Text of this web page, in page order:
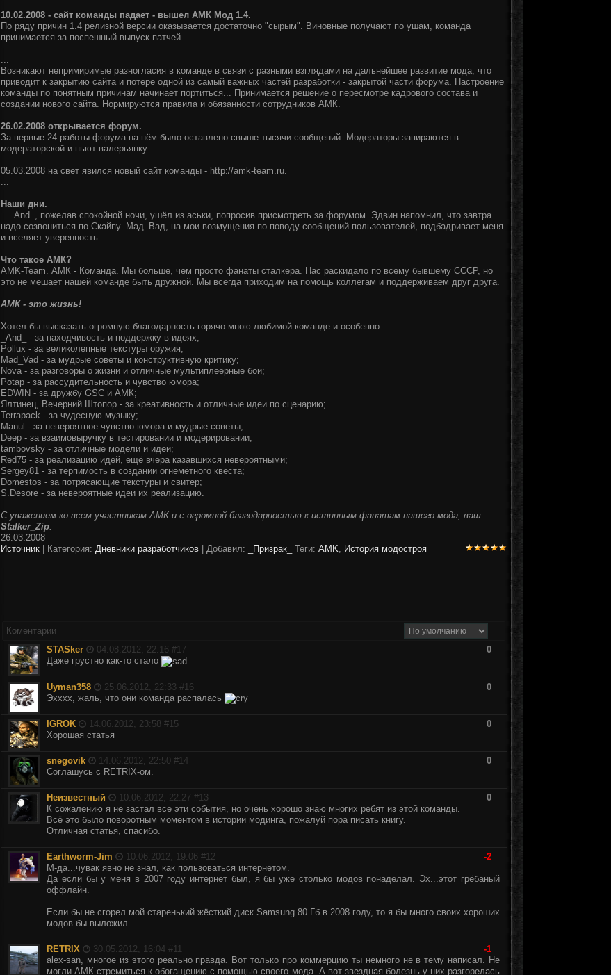
10.02.2008 - сайт команды падает - вышел АМК Мод 1.4.
По ряду причин 1.4 релизной версии оказывается достаточно "сырым". Виновные получают по ушам, команда
принимается за поспешный выпуск патчей.
...
Возникают непримиримые разногласия в команде в связи с разными взглядами на дальнейшее развитие мода, что
приводит к закрытию сайта и потере одной из самый важных частей разработки - закрытой части форума. Настроение
команды по понятным причинам начинает портиться... Принимается решение о пересмотре кадрового состава и
создании нового сайта. Нормируются правила и обязанности сотрудников АМК.
26.02.2008 открывается форум.
За первые 24 работы форума на нём было оставлено свыше тысячи сообщений. Модераторы запираются в
модераторской и пьют валерьянку.
05.03.2008 на свет явился новый сайт команды - http://amk-team.ru.
...
Наши дни.
..._And_, пожелав спокойной ночи, ушёл из аськи, попросив присмотреть за форумом. Эдвин напомнил, что завтра
надо созвониться по Скайпу. Мад_Вад, на мои возмущения по поводу сообщений пользователей, подбадривает меня
и вселяет уверенность.
Что такое АМК?
AMK-Team. АМК - Команда. Мы больше, чем просто фанаты сталкера. Нас раскидало по всему бывшему СССР, но
это не мешает нашей команде быть дружной. Мы всегда приходим на помощь коллегам и поддерживаем друг друга.
АМК - это жизнь!
Хотел бы высказать огромную благодарность горячо мною любимой команде и особенно:
_And_ - за находчивость и поддержку в идеях;
Pollux - за великолепные текстуры оружия;
Mad_Vad - за мудрые советы и конструктивную критику;
Nova - за разговоры о жизни и отличные мультиплеерные бои;
Potap - за рассудительность и чувство юмора;
EDWIN - за дружбу GSC и АМК;
Ялтинец, Вечерний Штопор - за креативность и отличные идеи по сценарию;
Terrapack - за чудесную музыку;
Manul - за невероятное чувство юмора и мудрые советы;
Deep - за взаимовыручку в тестировании и модерировании;
tambovsky - за отличные модели и идеи;
Red75 - за реализацию идей, ещё вчера казавшихся невероятными;
Sergey81 - за терпимость в создании огнемётного квеста;
Domestos - за потрясающие текстуры и свитер;
S.Desore - за невероятные идеи их реализацию.
С уважением ко всем участникам АМК и с огромной благодарностью к истинным фанатам нашего мода, ваш
Stalker_Zip.
26.03.2008
Источник
Категория: Дневники разработчиков | Добавил: _Призрак_ Теги: AMK, История модостроя
Коментарии
STASker
04.08.2012, 22:16 #17
0
Даже грустно как-то стало
Uyman358 25.06.2012, 22:33 #16
0
Эхххх, жаль, что они команда распалась
IGROK 14.06.2012, 23:58 #15
0
Хорошая статья
snegovik 14.06.2012, 22:50 #14
0
Соглашусь с RETRIX-ом.
Неизвестный 10.06.2012, 22:27 #13
0
К сожалению я не застал все эти события, но очень хорошо знаю многих ребят из этой команды.
Всё это было поворотным моментом в истории модинга, пожалуй пора писать книгу.
Отличная статья, спасибо.
Earthworm-Jim 10.06.2012, 19:06 #12
-2
М-да...чувак явно не знал, как пользоваться интернетом.
Да если бы у меня в 2007 году интернет был, я бы уже столько модов понаделал. Эх...этот грёбаный
оффлайн.
Если бы не сгорел мой старенький жёсткий диск Samsung 80 Гб в 2008 году, то я бы много своих хороших
модов бы выложил.
RETRIX 30.05.2012, 16:04 #11
-1
alex-san, многое из этого реально правда. Вот только про коммерцию ты немного не в тему написал. Не
могли АМК стремиться к обогащению с помощью своего мода. А вот звездная болезнь у них разгорелась